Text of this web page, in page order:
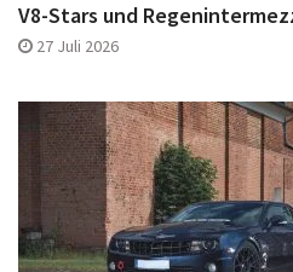
V8-Stars und
27 Juli 2026